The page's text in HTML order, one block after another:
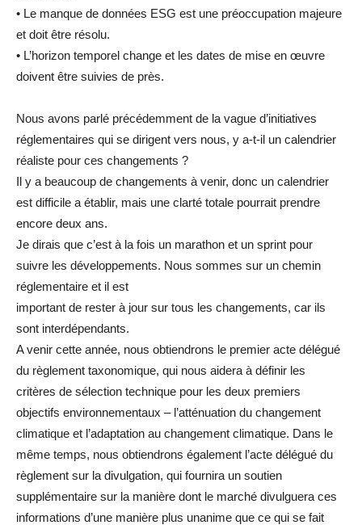
• Le manque de données ESG est une préoccupation majeure
et doit être résolu.
• L’horizon temporel change et les dates de mise en œuvre
doivent être suivies de près.
Nous avons parlé précédemment de la vague d’initiatives
réglementaires qui se dirigent vers nous, y a-t-il un calendrier
réaliste pour ces changements ?
Il y a beaucoup de changements à venir, donc un calendrier
est difficile a établir, mais une clarté totale pourrait prendre
encore deux ans.
Je dirais que c’est à la fois un marathon et un sprint pour
suivre les développements. Nous sommes sur un chemin
réglementaire et il est
important de rester à jour sur tous les changements, car ils
sont interdépendants.
A venir cette année, nous obtiendrons le premier acte délégué
du règlement taxonomique, qui nous aidera à définir les
critères de sélection technique pour les deux premiers
objectifs environnementaux – l’atténuation du changement
climatique et l’adaptation au changement climatique. Dans le
même temps, nous obtiendrons également l’acte délégué du
règlement sur la divulgation, qui fournira un soutien
supplémentaire sur la manière dont le marché divulguera ces
informations d’une manière plus unanime que ce qui se fait